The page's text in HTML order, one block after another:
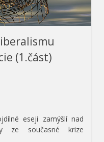
(1.část)
eseji zamýšlí nad
ze současné krize